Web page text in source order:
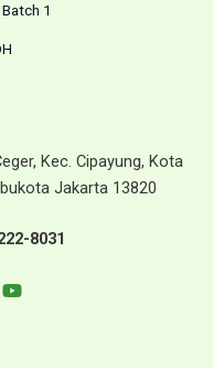
1
Kec. Cipayung, Kota
Jakarta 13820
8031